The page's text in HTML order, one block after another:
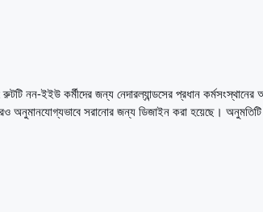
ইইউ কর্মীদের জন্য নেদারল্যান্ডসের প্রধান কর্মসংস্থানের
সরানোর জন্য ডিজাইন করা হয়েছে। অনুমতিটি